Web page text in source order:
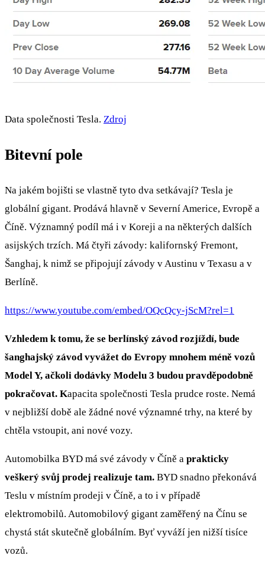
Data společnosti Tesla. Zdroj
Bitevní pole
Na jakém bojišti se vlastně tyto dva setkávají? Tesla je
globální gigant. Prodává hlavně v Severní Americe, Evropě a
Číně. Významný podíl má i v Koreji a na některých dalších
asijských trzích. Má čtyři závody: kalifornský Fremont,
Šanghaj, k nimž se připojují závody v Austinu v Texasu a v
Berlíně.
https://www.youtube.com/embed/OQcQcy-jScM?rel=1
Vzhledem k tomu, že se berlínský závod rozjíždí, bude
šanghajský závod vyvážet do Evropy mnohem méně vozů
Model Y, ačkoli dodávky Modelu 3 budou pravděpodobně
pokračovat. Kapacita společnosti Tesla prudce roste. Nemá
v nejbližší době ale žádné nové významné trhy, na které by
chtěla vstoupit, ani nové vozy.
Automobilka BYD má své závody v Číně a prakticky
veškerý svůj prodej realizuje tam. BYD snadno překonává
Teslu v místním prodeji v Číně, a to i v případě
elektromobilů. Automobilový gigant zaměřený na Čínu se
chystá stát skutečně globálním. Byť vyváží jen nižší tisíce
vozů.